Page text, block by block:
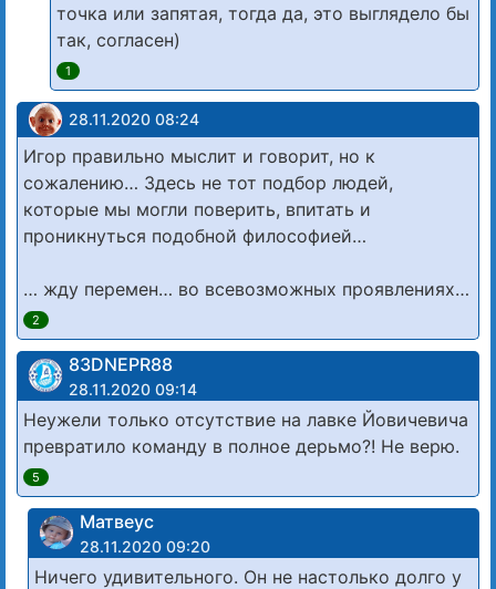
точка или запятая, тогда да, это выглядело бы
так, согласен)
1
28.11.2020 08:24
Игор правильно мыслит и говорит, но к
сожалению… Здесь не тот подбор людей,
которые мы могли поверить, впитать и
проникнуться подобной философией…
… жду перемен… во всевозможных проявлениях…
2
83DNЕРR88
28.11.2020 09:14
Неужели только отсутствие на лавке Йовичевича
превратило команду в полное дерьмо?! Не верю.
5
Матвеус
28.11.2020 09:20
Ничего удивительного. Он не настолько долго у